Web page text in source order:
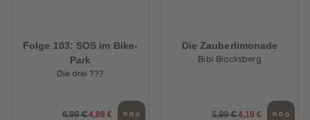
Folge 103: SOS im Bike-
Park
Die drei ???
6,99 €4,89 €
Die Zauberlimonade
Bibi Blocksberg
5,99 €4,19 €